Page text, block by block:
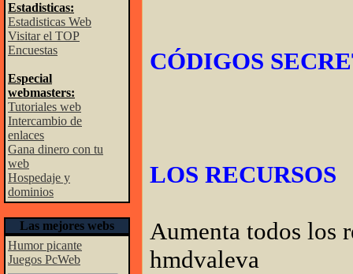
Estadisticas:
Estadisticas Web
Visitar el TOP
Encuestas
Especial
webmasters:
Tutoriales web
Intercambio de
enlaces
Gana dinero con tu
web
Hospedaje y
dominios
Las mejores webs
Humor picante
Juegos PcWeb
CÓDIGOS
LOS RECURSOS
Aumenta todos los
hmdvaleva